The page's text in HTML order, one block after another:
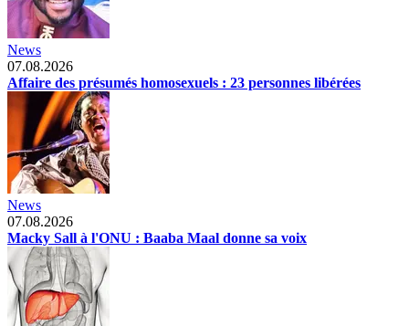
News
07.08.2026
Affaire des présumés homosexuels : 23 personnes libérées
News
07.08.2026
Macky Sall à l'ONU : Baaba Maal donne sa voix